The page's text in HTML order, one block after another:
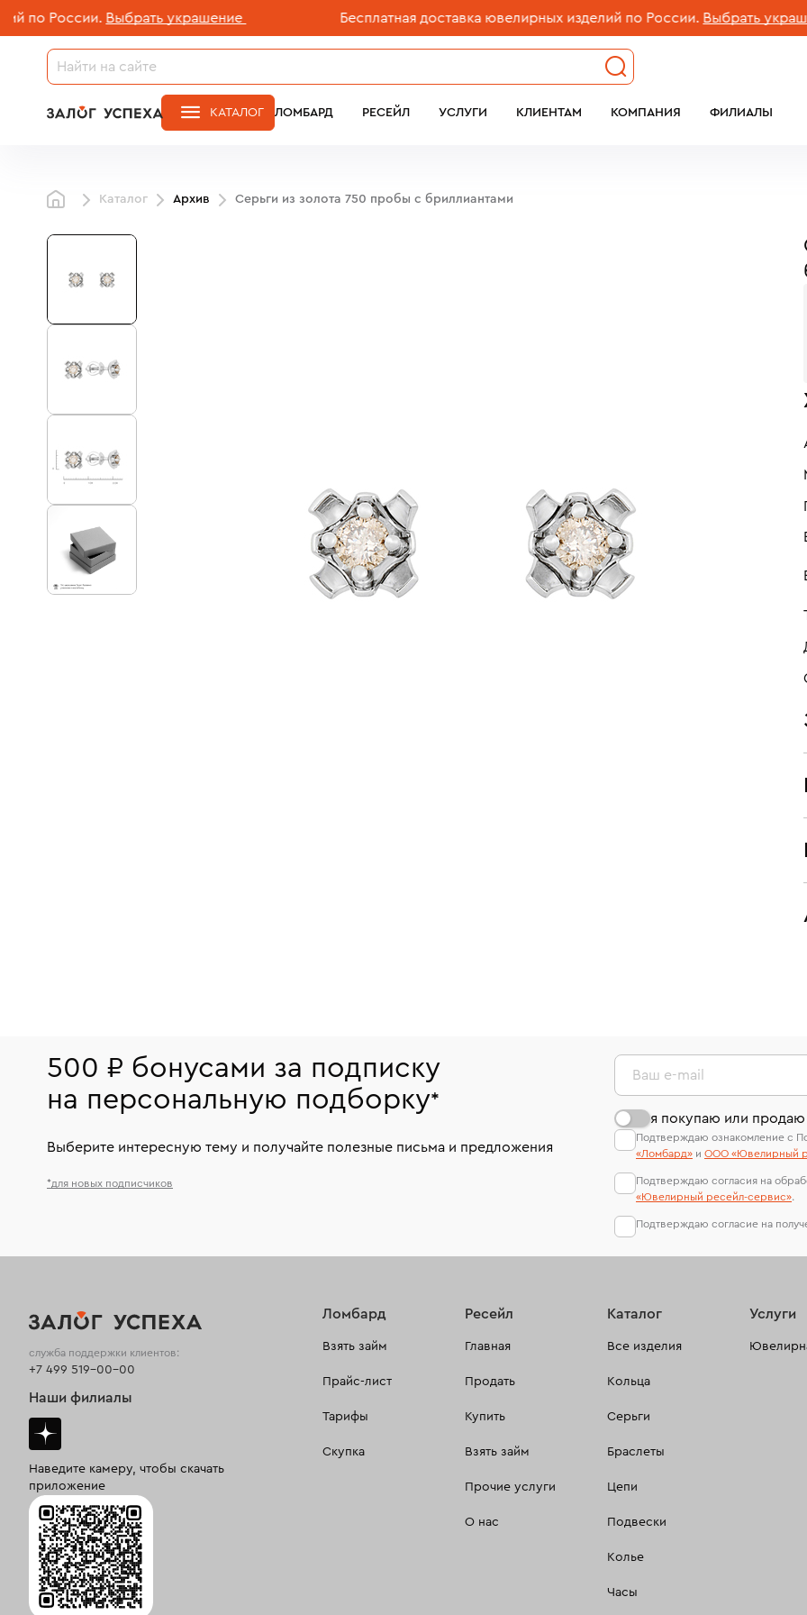
России. Выбрать украшение Бесплатная доставка ювелирных изделий по России. Выбрать
ЛОМБАРД РЕСЕЙЛ УСЛУГИ КЛИЕНТАМ КОМПАНИЯ ФИЛИАЛЫ
КАТАЛОГ
Каталог Архив Серьги из золота 750 пробы c бриллиантами
500 ₽ бонусами за подписку
на персональную подборку*
Выберите интересную тему и получайте полезные письма и предложения
*для новых подписчиков
Ваш e-mail
я покупаю или
Подтверждаю ознакомление с
«Ломбард» и ООО «Ювелирный
Подтверждаю согласия на
«Ювелирный ресейл-сервиc».
Подтверждаю согласие на
Ломбард
Взять займ
Прайс-лист
Тарифы
Скупка
Ресейл
Главная
Продать
Купить
Взять займ
Прочие услуги
О нас
Каталог
Все изделия
Кольца
Серьги
Браслеты
Цепи
Подвески
Колье
Часы
Услуги
служба поддержки клиентов:
+7 499 519-00-00
Наши филиалы
Наведите камеру, чтобы скачать
приложение